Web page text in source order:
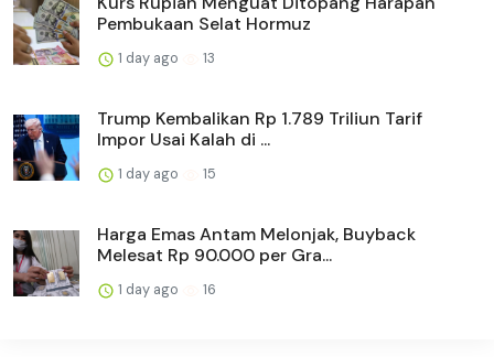
Pembukaan Selat Hormuz
1 day ago 13
Trump Kembalikan Rp 1.789 Triliun Tarif
Impor Usai Kalah di ...
1 day ago 15
Harga Emas Antam Melonjak, Buyback
Melesat Rp 90.000 per Gra...
1 day ago 16